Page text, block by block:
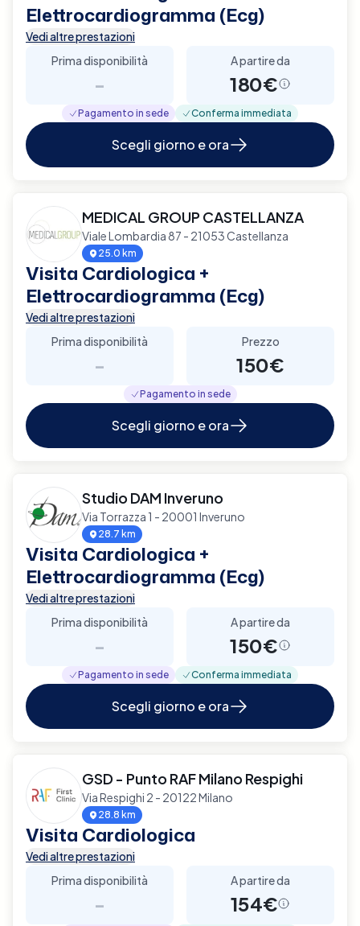
Elettrocardiogramma (Ecg)
Vedi altre prestazioni
Prima disponibilità
-
A partire da
180€
Pagamento in sede Conferma immediata
Scegli giorno e ora
MEDICAL GROUP CASTELLANZA
Viale Lombardia 87 - 21053 Castellanza
25.0 km
Visita Cardiologica +
Elettrocardiogramma (Ecg)
Vedi altre prestazioni
Prima disponibilità
-
Prezzo
150€
Pagamento in sede
Scegli giorno e ora
Studio DAM Inveruno
Via Torrazza 1 - 20001 Inveruno
28.7 km
Visita Cardiologica +
Elettrocardiogramma (Ecg)
Vedi altre prestazioni
Prima disponibilità
-
A partire da
150€
Pagamento in sede Conferma immediata
Scegli giorno e ora
GSD - Punto RAF Milano Respighi
Via Respighi 2 - 20122 Milano
28.8 km
Visita Cardiologica
Vedi altre prestazioni
Prima disponibilità
-
A partire da
154€